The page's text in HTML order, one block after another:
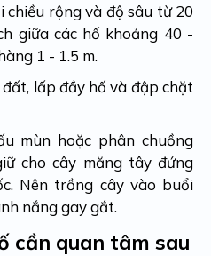
rộng và độ sâu từ 20
giữa các hố khoảng 40 -
1 - 1.5 m.
lấp đầy hố và đập chặt
mùn hoặc phân chuồng
cho cây măng tây đứng
Nên trồng cây vào buổi
nắng gay gắt.
cần quan tâm sau